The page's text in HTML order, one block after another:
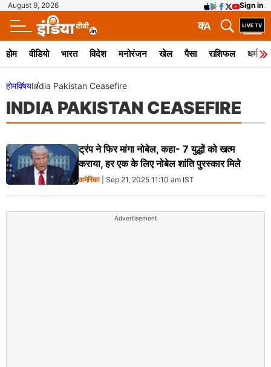
August 9, 2026 Sign in
A
क
होम वीडियो भारत विदेश मनोरंजन खेल पैसा राशिफल धर्म
होमविषयIndia Pakistan Ceasefire
INDIA PAKISTAN CEASEFIRE
ट्रंप ने फिर मांगा नोबेल, कहा- 7 युद्धों को खत्म
कराया, हर एक के लिए नोबेल शांति पुरस्कार मिले
अमेरिका| Sep 21, 2025 11:10 am IST
Advertisement